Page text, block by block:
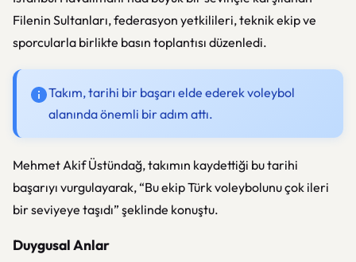
Filenin Sultanları, federasyon yetkilileri, teknik ekip ve
sporcularla birlikte basın toplantısı düzenledi.
Takım, tarihi bir başarı elde ederek voleybol
alanında önemli bir adım attı.
Mehmet Akif Üstündağ, takımın kaydettiği bu tarihi
başarıyı vurgulayarak, “Bu ekip Türk voleybolunu çok ileri
bir seviyeye taşıdı” şeklinde konuştu.
Duygusal Anlar